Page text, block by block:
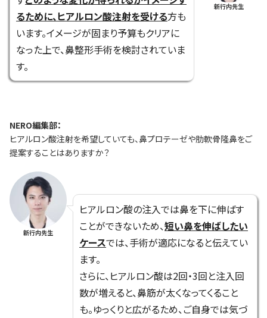
るために、ヒアルロン酸注射を受ける方も
います。イメージが固まり予算もクリアに
なった上で、鼻整形手術を検討されていま
す。
新行内先生
NERO編集部：
ヒアルロン酸注射を希望していても、鼻プロテーゼや肋軟骨隆鼻をご
提案することはありますか？
新行内先生
ヒアルロン酸の注入では鼻を下に伸ばす
ことができないため、短い鼻を伸ばしたい
ケースでは、手術が適応になると伝えてい
ます。
さらに、ヒアルロン酸は2回・3回と注入回
数が増えると、鼻筋が太くなってくること
も。ゆっくりと広がるため、ご自身では気づ